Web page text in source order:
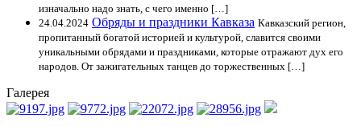
изначально надо знать, с чего именно […]
24.04.2024 Обряды и праздники Кавказа Кавказский регион,
пропитанный богатой историей и культурой, славится своими
уникальными обрядами и праздниками, которые отражают дух его
народов. От зажигательных танцев до торжественных […]
Галерея